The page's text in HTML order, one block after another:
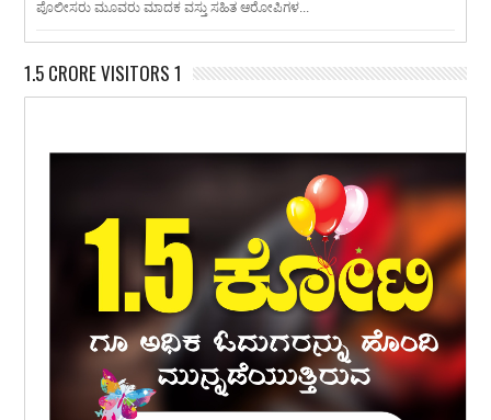
ಪೊಲೀಸರು ಮೂವರು ಮಾದಕ ವಸ್ತು ಸಹಿತ ಆರೋಪಿಗಳ...
1.5 CRORE VISITORS 1